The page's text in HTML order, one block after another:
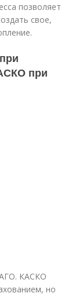
позволяет
свое,
при
КАСКО
но